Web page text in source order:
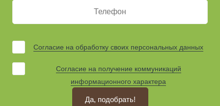
Согласие на обработку своих персональных данных
Согласие на получение коммуникаций
информационного характера
Да, подобрать!